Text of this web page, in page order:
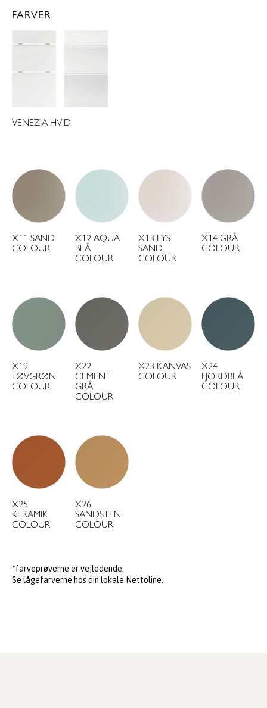
FARVER
VENEZIA HVID
X11 SAND
COLOUR
X12 AQUA
BLÅ
COLOUR
X13 LYS
SAND
COLOUR
X14 GRÅ
COLOUR
X19
LØVGRØN
COLOUR
X22
CEMENT
GRÅ
COLOUR
X23 KANVAS
COLOUR
X24
FJORDBLÅ
COLOUR
X25
KERAMIK
COLOUR
X26
SANDSTEN
COLOUR
*farveprøverne er vejledende.
Se lågefarverne hos din lokale Nettoline.